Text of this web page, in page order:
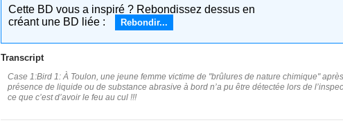
Cette BD vous a inspiré ? Rebondissez dessus en
créant une BD liée :
Rebondir...
Transcript
Case 1:Bird 1: À Toulon, une jeune femme victime de "brûlures de nature chimique"
présence de liquide ou de substance abrasive à bord n’a pu être détectée lors de
ce que c’est d’avoir le feu au cul !!!